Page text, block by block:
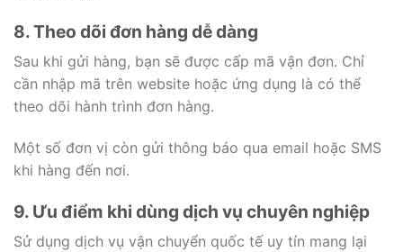
8. Theo dõi đơn hàng dễ dàng
Sau khi gửi hàng, bạn sẽ được cấp mã vận đơn. Chỉ
cần nhập mã trên website hoặc ứng dụng là có thể
theo dõi hành trình đơn hàng.
Một số đơn vị còn gửi thông báo qua email hoặc SMS
khi hàng đến nơi.
9. Ưu điểm khi dùng dịch vụ chuyên nghiệp
Sử dụng dịch vụ vận chuyển quốc tế uy tín mang lại